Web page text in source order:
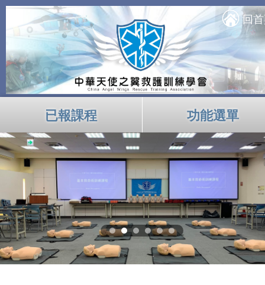
回
已報課程 功能選單